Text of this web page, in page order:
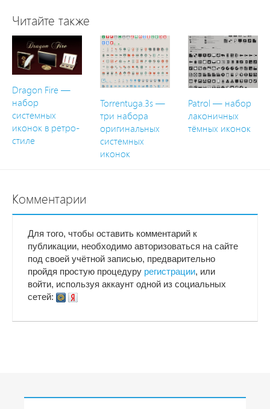
Читайте также
Dragon Fire —
набор
системных
иконок в ретро-
стиле
Torrentuga.3s —
три набора
оригинальных
системных
иконок
Patrol — набор
лаконичных
тёмных иконок
Комментарии
Для того, чтобы оставить комментарий к
публикации, необходимо авторизоваться на сайте
под своей учётной записью, предварительно
пройдя простую процедуру регистрации, или
войти, используя аккаунт одной из социальных
сетей: